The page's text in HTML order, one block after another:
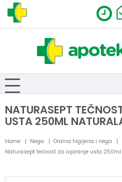
NATURASEPT
USTA 250ML
Home Nega
Oralna higijena i nega
Naturasept tečnost za ispiranje usta